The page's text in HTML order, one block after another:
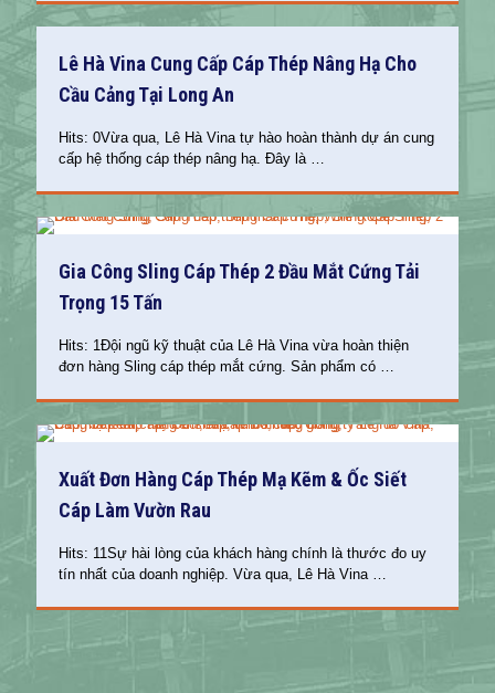
Lê Hà Vina Cung Cấp Cáp Thép Nâng Hạ Cho
Cầu Cảng Tại Long An
Hits: 0Vừa qua, Lê Hà Vina tự hào hoàn thành dự án cung
cấp hệ thống cáp thép nâng hạ. Đây là…
Gia Công Sling Cáp Thép 2 Đầu Mắt Cứng Tải
Trọng 15 Tấn
Hits: 1Đội ngũ kỹ thuật của Lê Hà Vina vừa hoàn thiện
đơn hàng Sling cáp thép mắt cứng. Sản phẩm có …
Xuất Đơn Hàng Cáp Thép Mạ Kẽm & Ốc Siết
Cáp Làm Vườn Rau
Hits: 11Sự hài lòng của khách hàng chính là thước đo uy
tín nhất của doanh nghiệp. Vừa qua, Lê Hà Vina…